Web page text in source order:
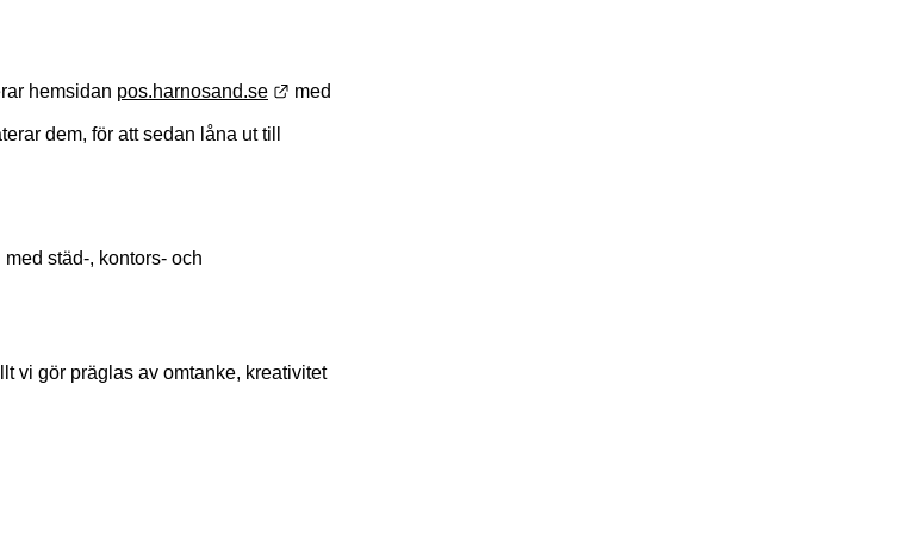
hemsidan pos.harnosand.se Länk till annan webbplats.
med
dem, för att sedan låna ut till
städ-, kontors- och
vi gör präglas av omtanke, kreativitet